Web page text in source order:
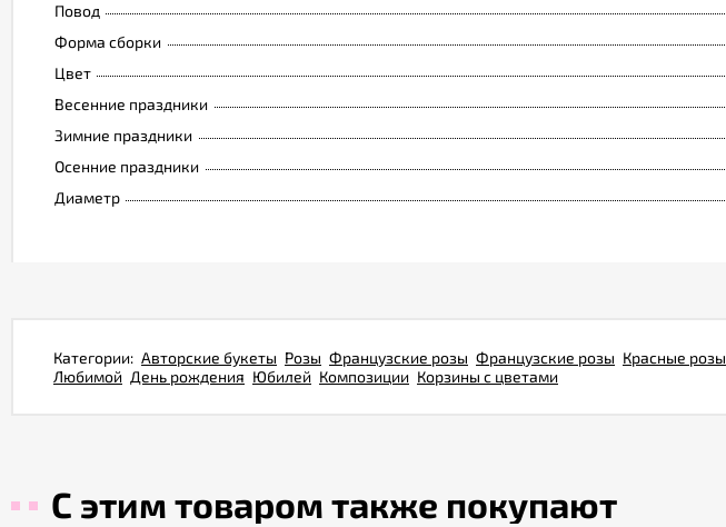
Повод
Форма сборки
Цвет
Весенние праздники
Зимние праздники
Осенние праздники
Диаметр
Категории: Авторские букеты Розы Французские розы Французские розы Красные розы
Любимой День рождения Юбилей Композиции Корзины с цветами
С этим товаром также покупают